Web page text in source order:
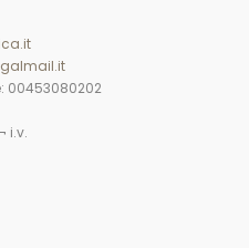
00453080202
i.v.